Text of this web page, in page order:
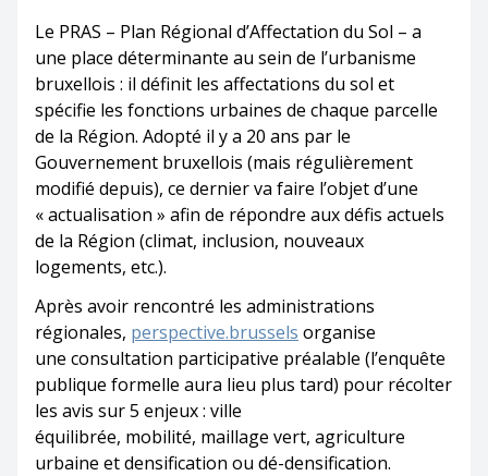
Le PRAS – Plan Régional d’Affectation du Sol – a
une place déterminante au sein de l’urbanisme
bruxellois : il définit les affectations du sol et
spécifie les fonctions urbaines de chaque parcelle
de la Région. Adopté il y a 20 ans par le
Gouvernement bruxellois (mais régulièrement
modifié depuis), ce dernier va faire l’objet d’une
« actualisation » afin de répondre aux défis actuels
de la Région (climat, inclusion, nouveaux
logements, etc.).
Après avoir rencontré les administrations
régionales, perspective.brussels organise
une consultation participative préalable (l’enquête
publique formelle aura lieu plus tard) pour récolter
les avis sur 5 enjeux : ville
équilibrée, mobilité, maillage vert, agriculture
urbaine et densification ou dé-densification.